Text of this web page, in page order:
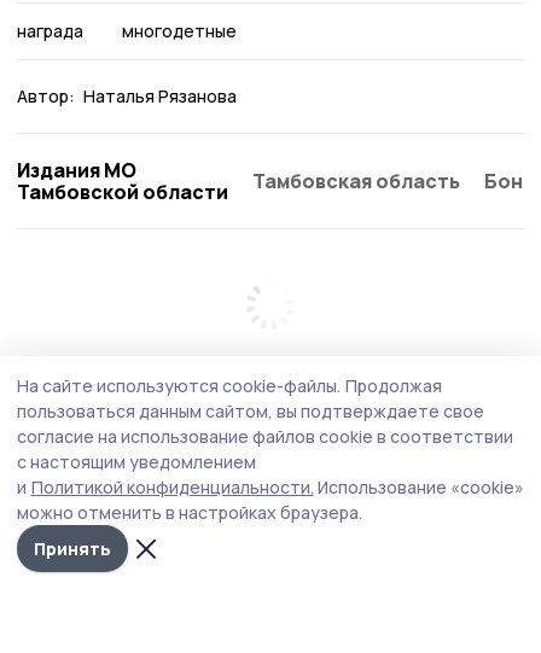
награда многодетные
Автор: Наталья Рязанова
Издания МО
Тамбовской области
Тамбовская область
На сайте используются cookie-файлы. Продолжая
пользоваться данным сайтом, вы подтверждаете свое
согласие на использование файлов cookie в соответствии
с настоящим уведомлением
и Политикой конфиденциальности. Использование «cookie»
можно отменить в настройках браузера.
Принять